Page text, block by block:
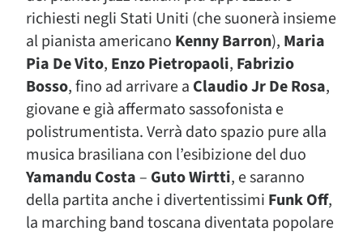
richiesti negli Stati Uniti (che suonerà insieme
al pianista americano Kenny Barron), Maria
Pia De Vito, Enzo Pietropaoli, Fabrizio
Bosso, fino ad arrivare a Claudio Jr De Rosa,
giovane e già affermato sassofonista e
polistrumentista. Verrà dato spazio pure alla
musica brasiliana con l’esibizione del duo
Yamandu Costa – Guto Wirtti, e saranno
della partita anche i divertentissimi Funk Off,
la marching band toscana diventata popolare